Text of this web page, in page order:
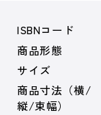
ISBNコード
商品形態
サイズ
商品寸法（横/
縦/束幅）